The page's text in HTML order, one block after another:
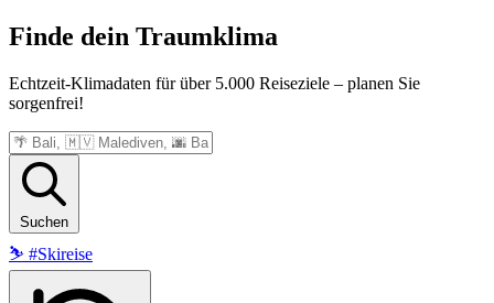
Finde dein Traumklima
Echtzeit-Klimadaten für über 5.000 Reiseziele – planen Sie
sorgenfrei!
Suchen
⛷️ #Skireise